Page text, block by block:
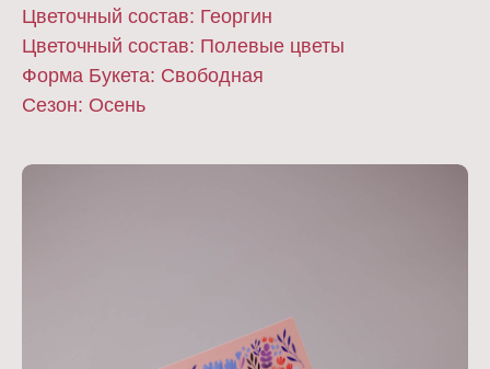
Цветочный состав: Георгин
Цветочный состав: Полевые цветы
Форма Букета: Свободная
Сезон: Осень